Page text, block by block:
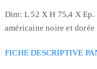
Dim: L 52 X H 75,4 X Ep.
américaine noire et dorée
FICHE DESCRIPTIVE